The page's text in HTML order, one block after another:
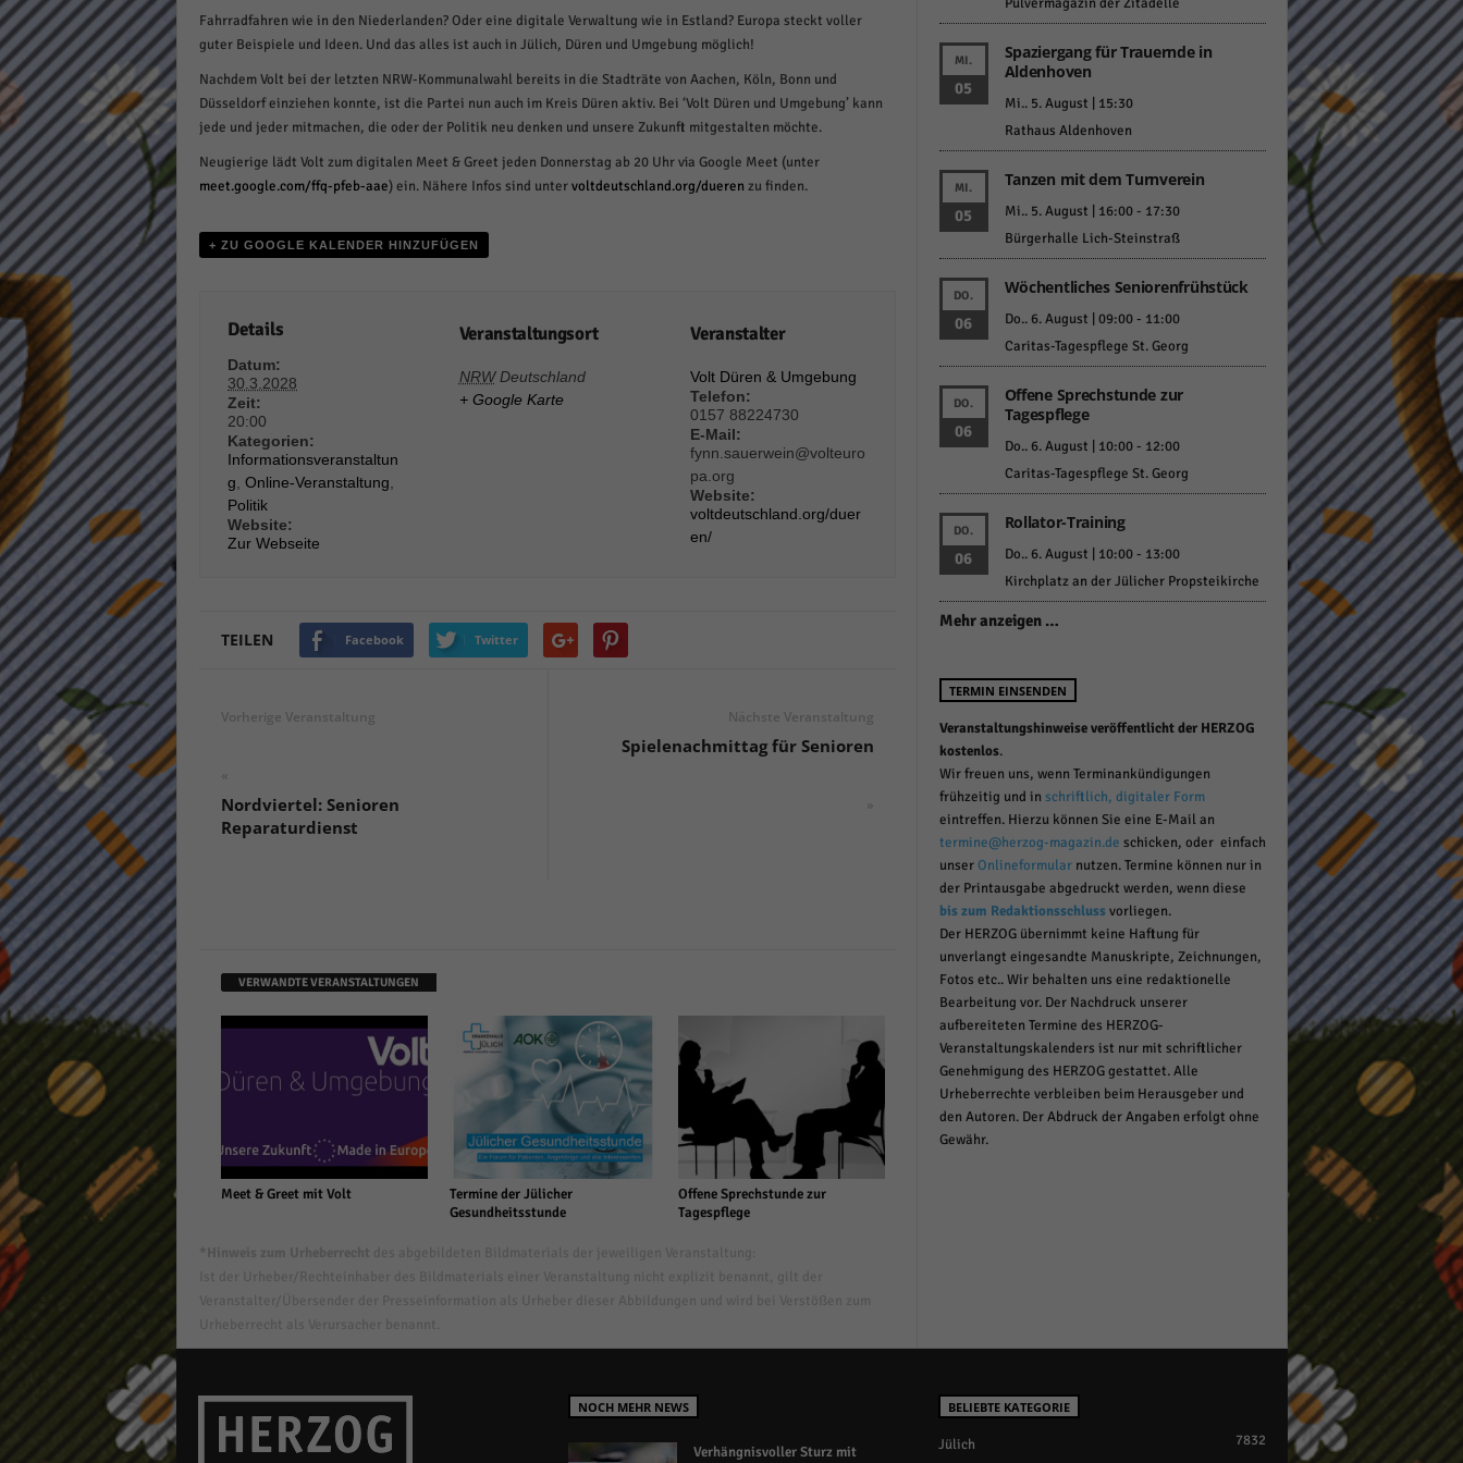
Fahrradfahren wie in den Niederlanden? Oder eine digitale Verwaltung wie in Estland? Europa steckt voller
guter Beispiele und Ideen. Und das alles ist auch in Jülich, Düren und Umgebung möglich!
Nachdem Volt bei der letzten NRW-Kommunalwahl bereits in die Stadträte von Aachen, Köln, Bonn und
Düsseldorf einziehen konnte, ist die Partei nun auch im Kreis Düren aktiv. Bei ‘Volt Düren und Umgebung’ kann
jede und jeder mitmachen, die oder der Politik neu denken und unsere Zukunft mitgestalten möchte.
Neugierige lädt Volt zum digitalen Meet & Greet jeden Donnerstag ab 20 Uhr via Google Meet (unter
meet.google.com/ffq-pfeb-aae) ein. Nähere Infos sind untervoltdeutschland.org/duerenzu finden.
+ ZU GOOGLE KALENDER HINZUFÜGEN
Details
Datum:
30.3.2028
Zeit:
20:00
Kategorien:
Informationsveranstaltun
g ,Online-Veranstaltung
Politik
Website:
Zur Webseite
Veranstaltungsort
NRW Deutschland
+ Google Karte
Veranstalter
Volt Düren & Umgebung
Telefon:
0157 88224730
E-Mail:
fynn.sauerwein@volteuro
pa.org
Website:
voltdeutschland.org/duer
en/
TEILEN Facebook Twitter
Vorherige Veranstaltung
«
Nordviertel: Senioren
Reparaturdienst
Nächste Veranstaltung
Spielenachmittag für Senioren
»
VERWANDTE VERANSTALTUNGEN
Meet & Greet mit Volt
Termine der Jülicher
Gesundheitsstunde
Offene Sprechstunde zur
Tagespflege
MI.
05
Spaziergang für Trauernde in
Aldenhoven
Mi.. 5. August | 15:30
Rathaus Aldenhoven
MI.
05
Tanzen mit dem Turnverein
Mi.. 5. August | 16:00- 17:30
Bürgerhalle Lich-Steinstraß
DO.
06
Wöchentliches Seniorenfrühstück
Do.. 6. August | 09:00- 11:00
Caritas-Tagespflege St. Georg
DO.
06
Offene Sprechstunde zur
Tagespflege
Do.. 6. August | 10:00- 12:00
Caritas-Tagespflege St. Georg
DO.
06
Rollator-Training
Do.. 6. August | 10:00- 13:00
Kirchplatz an der Jülicher Propsteikirche
Mehr anzeigen …
TERMIN EINSENDEN
Veranstaltungshinweise veröffentlicht der HERZOG
kostenlos.
Wir freuen uns, wenn Terminankündigungen
frühzeitig und in schriftlich, digitaler Form
eintreffen. Hierzu können Sie eine E-Mail an
termine@herzog-magazin.de schicken, oder einfach
unserOnlineformularnutzen. Termine können nur in
der Printausgabe abgedruckt werden, wenn diese
bis zum Redaktionsschlussvorliegen.
Der HERZOG übernimmt keine Haftung für
unverlangt eingesandte Manuskripte, Zeichnungen,
Fotos etc.. Wir behalten uns eine redaktionelle
Bearbeitung vor. Der Nachdruck unserer
aufbereiteten Termine des HERZOG-
Veranstaltungskalenders ist nur mit schriftlicher
Genehmigung des HERZOG gestattet. Alle
Urheberrechte verbleiben beim Herausgeber und
den Autoren. Der Abdruck der Angaben erfolgt ohne
Gewähr.
NOCH MEHR NEWS
Verhängnisvoller Sturz mit
BELIEBTE KATEGORIE
Jülich 7832
Datenschutzeinstellungen
Essenziell (1)
Essenzielle Cookies ermöglichen grundlegende Funktionen und sind für die einwandfreie
Cookie-Informationen anzeigen
Statistiken (1)
Statistik Cookies erfassen Informationen anonym. Diese Informationen helfen uns zu verstehen,
Marketing
Marketing-Cookies werden von Drittanbietern oder Publishern verwendet, um personalisierte
Cookie-Informationen anzeigen
Externe Medien
Wenn Cookies von externen Medien akzeptiert werden, bedarf der Zugriff auf diese Inhalte
Cookie-Informationen anzeigen
Impressum